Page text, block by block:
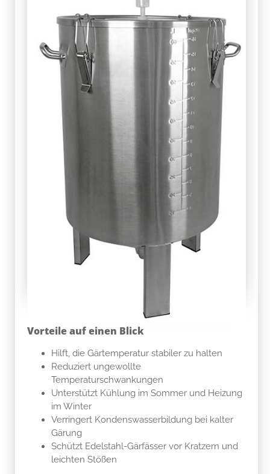
Vorteile auf einen Blick
Hilft, die Gärtemperatur stabiler zu halten
Reduziert ungewollte
Temperaturschwankungen
Unterstützt Kühlung im Sommer und Heizung
im Winter
Verringert Kondenswasserbildung bei kalter
Gärung
Schützt Edelstahl-Gärfässer vor Kratzern und
leichten Stößen